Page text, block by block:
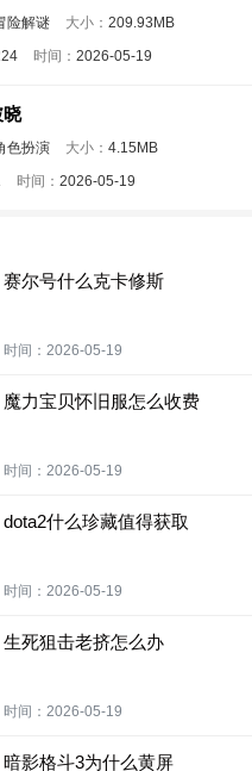
险解谜 大小： 209.93MB
时间： 2026-05-19
晓
色扮演 大小： 4.15MB
时间： 2026-05-19
赛尔号什么克卡修斯
时间： 2026-05-19
魔力宝贝怀旧服怎么收费
时间： 2026-05-19
dota2什么珍藏值得获取
时间： 2026-05-19
生死狙击老挤怎么办
时间： 2026-05-19
暗影格斗3为什么黄屏